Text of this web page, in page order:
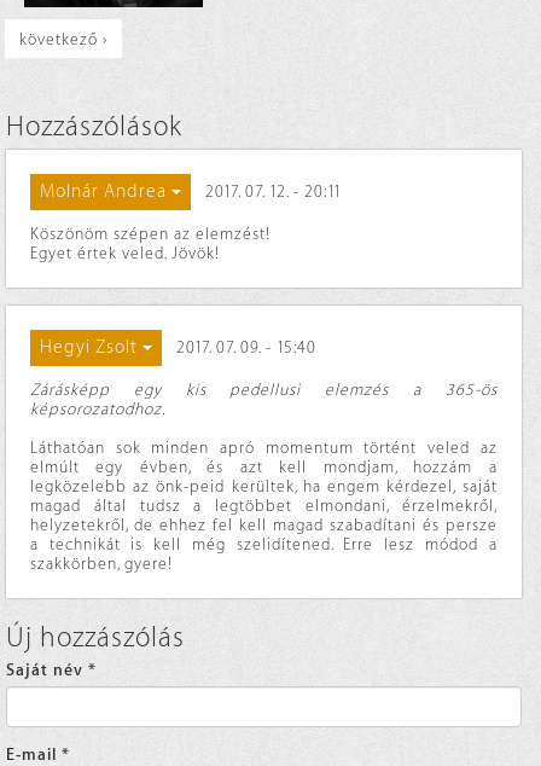
következő ›
Hozzászólások
Molnár Andrea 2017. 07. 12. - 20:11
Köszönöm szépen az elemzést!
Egyet értek veled. Jövök!
Hegyi Zsolt 2017. 07. 09. - 15:40
Zárásképp egy kis pedellusi elemzés a 365-ös
képsorozatodhoz.
Láthatóan sok minden apró momentum történt veled az
elmúlt egy évben, és azt kell mondjam, hozzám a
legközelebb az önk-peid kerültek, ha engem kérdezel, saját
magad által tudsz a legtöbbet elmondani, érzelmekről,
helyzetekről, de ehhez fel kell magad szabadítani és persze
a technikát is kell még szelidítened. Erre lesz módod a
szakkörben, gyere!
Új hozzászólás
Saját név *
E-mail *